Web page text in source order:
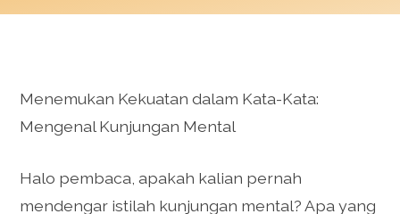
Menemukan Kekuatan dalam Kata-Kata:
Mengenal Kunjungan Mental
Halo pembaca, apakah kalian pernah
mendengar istilah kunjungan mental? Apa yang